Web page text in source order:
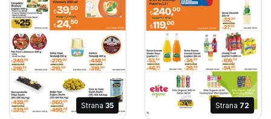
Strana 35 Strana 72